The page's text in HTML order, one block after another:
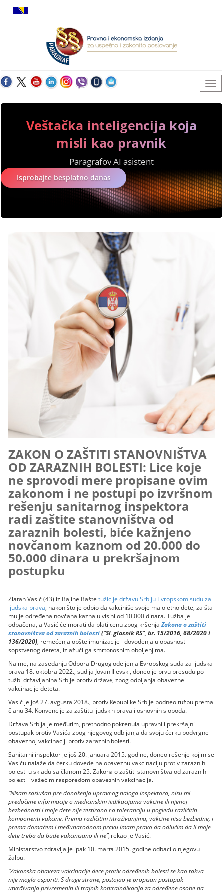
Veštačka inteligencija koja
misli kao pravnik
Paragrafov AI asistent
Isprobajte besplatno danas
ZAKON O ZAŠTITI STANOVNIŠTVA
OD ZARAZNIH BOLESTI: Lice koje
ne sprovodi mere propisane ovim
zakonom i ne postupi po izvršnom
rešenju sanitarnog inspektora
radi zaštite stanovništva od
zaraznih bolesti, biće kažnjeno
novčanom kaznom od 20.000 do
50.000 dinara u prekršajnom
postupku
Zlatan Vasić (43) iz Bajine Baštetužio je državu Srbiju Evropskom sudu za
ljudska prava, nakon što je odbio da vakciniše svoje maloletno dete, za šta
mu je određena novčana kazna u visini od 10.000 dinara. Tužba je
odbačena, a Vasić će morati da plati cenu zbog kršenjaZakona o zaštiti
stanovništva od zaraznih bolesti("Sl. glasnik RS", br. 15/2016, 68/2020 i
136/2020), remećenja opšte imunizacije i dovođenja u opasnost
sopstvenog deteta, izlažući ga smrtonosnim oboljenjima.
Naime, na zasedanju Odbora Drugog odeljenja Evropskog suda za ljudska
prava 18. oktobra 2022., sudija Jovan Ilievski, doneo je prvu presudu po
tužbi državljanina Srbije protiv države, zbog odbijanja obavezne
vakcinacije deteta.
Vasić je još 27. avgusta 2018., protiv Republike Srbije podneo tužbu prema
članu 34. Konvencije za zaštitu ljudskih prava i osnovnih sloboda.
Država Srbija je međutim, prethodno pokrenula upravni i prekršajni
postupak protiv Vasića zbog njegovog odbijanja da svoju ćerku podvrgne
obaveznoj vakcinaciji protiv zaraznih bolesti.
Sanitarni inspektor je još 20. januara 2015. godine, doneo rešenje kojim se
Vasiću nalaže da ćerku dovede na obaveznu vakcinaciju protiv zaraznih
bolesti u skladu sa članom 25. Zakona o zaštiti stanovništva od zaraznih
bolesti i važećim rasporedom obaveznih vakcinacija.
“Nisam saslušan pre donošenja upravnog naloga inspektora, nisu mi
predočene informacije o medicinskim indikacijama vakcine ili njenoj
bezbednosti i moje dete nije testirano na toleranciju u pogledu različitih
komponenti vakcine. Prema različitim istraživanjima, vakcine nisu bezbedne, i
prema domaćem i međunarodnom pravu imam pravo da odlučim da li moje
dete treba da bude vakcinisano ili ne”, rekao je Vasić.
Ministarstvo zdravlja je ipak 10. marta 2015. godine odbacilo njegovu
žalbu.
“Zakonska obaveza vakcinacije dece protiv određenih bolesti se kao takva
nije mogla osporiti. S druge strane, postojao je propisan postupak
utvrđivanja privremenih ili trajnih kontraindikacija za određene osobe na